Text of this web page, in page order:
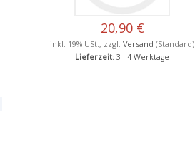
20,90 €
inkl. 19% USt., zzgl.Versand (Standard)
Lieferzeit: 3 - 4 Werktage